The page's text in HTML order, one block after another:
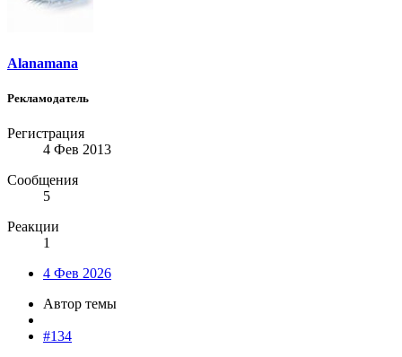
Alanamana
Рекламодатель
Регистрация
4 Фев 2013
Сообщения
5
Реакции
1
4 Фев 2026
Автор темы
#134